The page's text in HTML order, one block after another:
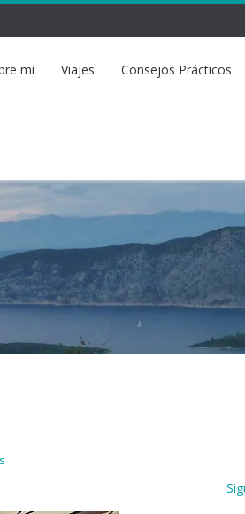
mí Viajes Consejos Prácticos